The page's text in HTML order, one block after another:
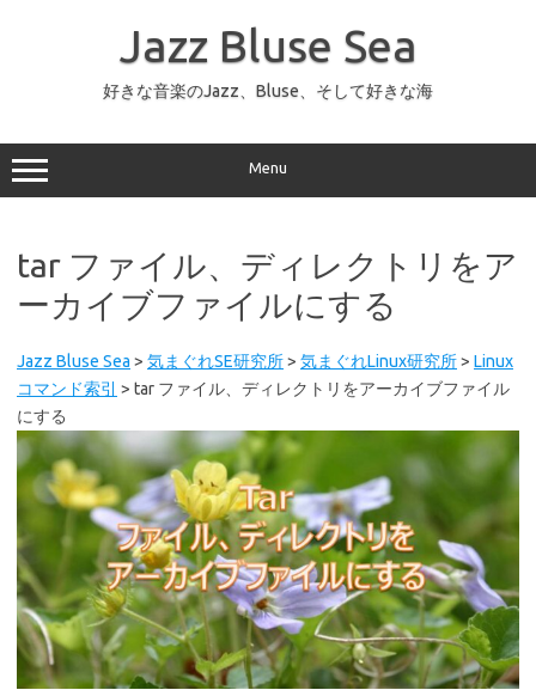
ッ
プ
Jazz Bluse Sea
好きな音楽のJazz、Bluse、そして好きな海
Menu
tar ファイル、ディレクトリをア
ーカイブファイルにする
Jazz Bluse Sea > 気まぐれSE研究所> 気まぐれLinux研究所> Linux
コマンド索引
> tar ファイル、ディレクトリをアーカイブファイル
にする